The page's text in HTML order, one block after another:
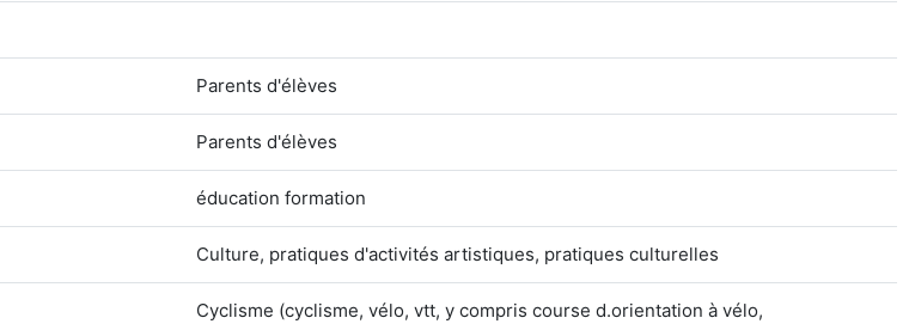
Parents d'élèves
Parents d'élèves
éducation formation
Culture, pratiques d'activités artistiques, pratiques culturelles
Cyclisme (cyclisme, vélo, vtt, y compris course d.orientation à vélo,